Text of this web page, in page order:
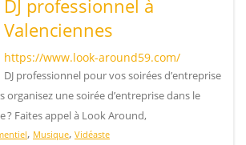
DJ professionnel à
Valenciennes
https://www.look-around59.com/
DJ professionnel pour vos soirées d’entreprise
organisez une soirée d’entreprise dans le
? Faites appel à Look Around,
, Musique, Vidéaste